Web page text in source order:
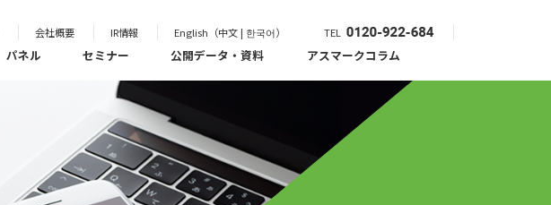
会社概要 IR情報 English（中文 | 한국어） TEL
パネル セミナー 公開データ・資料 アスマークコラム